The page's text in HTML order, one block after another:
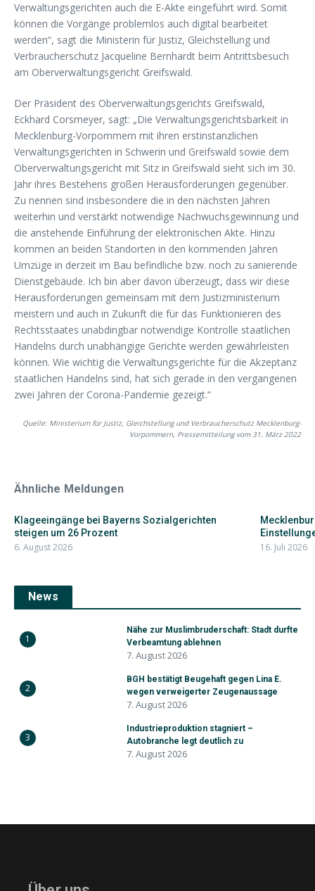
Verwaltungsgerichten auch die E-Akte eingeführt wird. Somit
können die Vorgänge problemlos auch digital bearbeitet
werden“, sagt die Ministerin für Justiz, Gleichstellung und
Verbraucherschutz Jacqueline Bernhardt beim Antrittsbesuch
am Oberverwaltungsgericht Greifswald.
Der Präsident des Oberverwaltungsgerichts Greifswald,
Eckhard Corsmeyer, sagt: „Die Verwaltungsgerichtsbarkeit in
Mecklenburg-Vorpommern mit ihren erstinstanzlichen
Verwaltungsgerichten in Schwerin und Greifswald sowie dem
Oberverwaltungsgericht mit Sitz in Greifswald sieht sich im 30.
Jahr ihres Bestehens großen Herausforderungen gegenüber.
Zu nennen sind insbesondere die in den nächsten Jahren
weiterhin und verstärkt notwendige Nachwuchsgewinnung und
die anstehende Einführung der elektronischen Akte. Hinzu
kommen an beiden Standorten in den kommenden Jahren
Umzüge in derzeit im Bau befindliche bzw. noch zu sanierende
Dienstgebäude. Ich bin aber davon überzeugt, dass wir diese
Herausforderungen gemeinsam mit dem Justizministerium
meistern und auch in Zukunft die für das Funktionieren des
Rechtsstaates unabdingbar notwendige Kontrolle staatlichen
Handelns durch unabhängige Gerichte werden gewährleisten
können. Wie wichtig die Verwaltungsgerichte für die Akzeptanz
staatlichen Handelns sind, hat sich gerade in den vergangenen
zwei Jahren der Corona-Pandemie gezeigt.“
Quelle: Ministerium für Justiz, Gleichstellung und Verbraucherschutz Mecklenburg-
Vorpommern, Pressemitteilung vom 31. März 2022
Ähnliche Meldungen
Klageeingänge bei Bayerns Sozialgerichten
steigen um 26 Prozent
6. August 2026 16. Juli 2026
News
1
Nähe zur Muslimbruderschaft: Stadt durfte
Verbeamtung ablehnen
7. August 2026
2
BGH bestätigt Beugehaft gegen Lina E.
wegen verweigerter Zeugenaussage
7. August 2026
3
Industrieproduktion stagniert –
Autobranche legt deutlich zu
7. August 2026